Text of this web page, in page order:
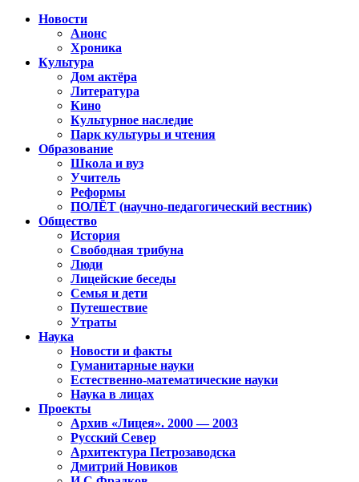
Новости
Анонс
Хроника
Культура
Дом актёра
Литература
Кино
Культурное наследие
Парк культуры и чтения
Образование
Школа и вуз
Учитель
Реформы
ПОЛЁТ (научно-педагогический вестник)
Общество
История
Свободная трибуна
Люди
Лицейские беседы
Семья и дети
Путешествие
Утраты
Наука
Новости и факты
Гуманитарные науки
Естественно-математические науки
Наука в лицах
Проекты
Архив «Лицея». 2000 — 2003
Русский Север
Архитектура Петрозаводска
Дмитрий Новиков